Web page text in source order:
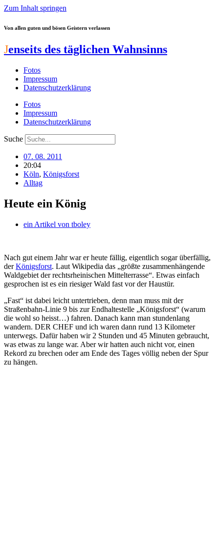
Zum Inhalt springen
Von allen guten und bösen Geistern verlassen
Jenseits des täglichen Wahnsinns
Fotos
Impressum
Datenschutzerklärung
Fotos
Impressum
Datenschutzerklärung
Suche
07. 08. 2011
20:04
Köln, Königsforst
Alltag
Heute ein König
ein Artikel von tboley
Nach gut einem Jahr war er heute fällig, eigentlich sogar überfällig,
derKönigsforst. Laut Wikipedia das „größte zusammenhängende
Waldgebiet der rechtsrheinischen Mittelterrasse“. Etwas einfach
gesprochen ist es ein riesiger Wald fast vor der Haustür.
„Fast“ ist dabei leicht untertrieben, denn man muss mit der
Straßenbahn-Linie 9 bis zur Endhaltestelle „Königsforst“ (warum
die wohl so heisst…) fahren. Danach kann man stundenlang
wandern. DER CHEF und ich waren dann rund 13 Kilometer
unterwegs. Dafür haben wir 2 Stunden und 45 Minuten gebraucht,
was etwas zu lange war. Aber wir hatten auch nicht vor, einen
Rekord zu brechen oder am Ende des Tages völlig neben der Spur
zu hängen.